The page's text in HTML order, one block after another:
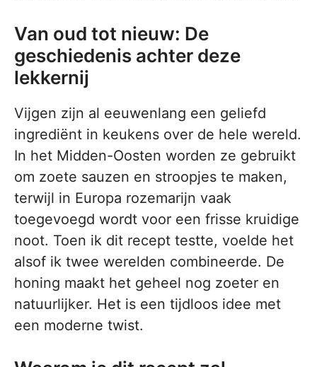
Van oud tot nieuw: De
geschiedenis achter deze
lekkernij
Vijgen zijn al eeuwenlang een geliefd
ingrediënt in keukens over de hele wereld.
In het Midden-Oosten worden ze gebruikt
om zoete sauzen en stroopjes te maken,
terwijl in Europa rozemarijn vaak
toegevoegd wordt voor een frisse kruidige
noot. Toen ik dit recept testte, voelde het
alsof ik twee werelden combineerde. De
honing maakt het geheel nog zoeter en
natuurlijker. Het is een tijdloos idee met
een moderne twist.